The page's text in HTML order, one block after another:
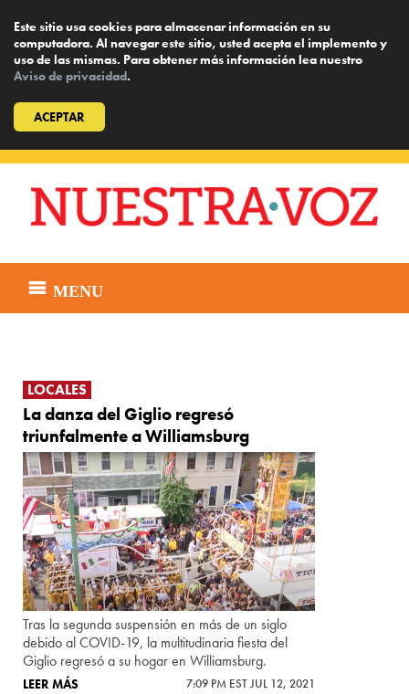
Este sitio usa cookies para almacenar información en su
computadora. Al navegar este sitio, usted acepta el implemento y
uso de las mismas. Para obtener más información lea nuestro
Aviso de privacidad.
ACEPTAR
content
MENU
LOCALES
La danza del Giglio regresó
triunfalmente a Williamsburg
Tras la segunda suspensión en más de un siglo
debido al COVID-19, la multitudinaria fiesta del
Giglio regresó a su hogar en Williamsburg.
LEER MÁS 7:09 PM EST JUL 12, 2021